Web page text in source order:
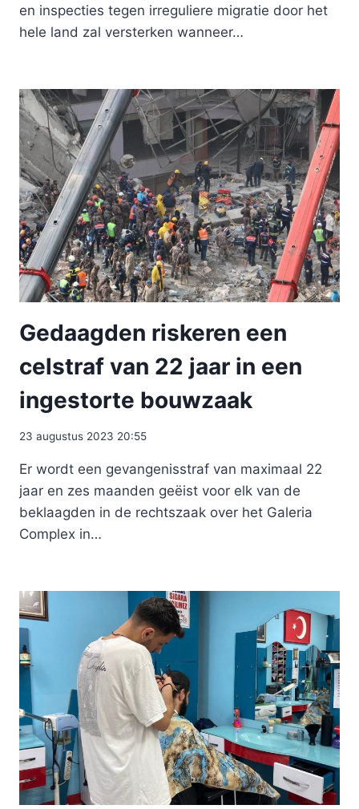
en inspecties tegen irreguliere migratie door het
hele land zal versterken wanneer…
Gedaagden riskeren een
celstraf van 22 jaar in een
ingestorte bouwzaak
23 augustus 2023 20:55
Er wordt een gevangenisstraf van maximaal 22
jaar en zes maanden geëist voor elk van de
beklaagden in de rechtszaak over het Galeria
Complex in…